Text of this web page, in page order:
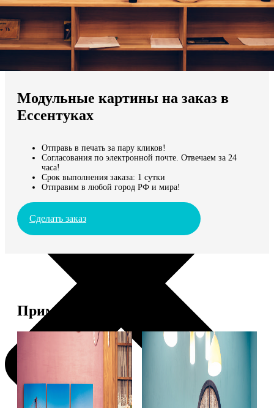
Мы доставляем по всему миру
Продолжить без города
Модульные картины на заказ в
Ессентуках
Отправь в печать за пару кликов!
Согласования по электронной почте. Отвечаем за 24
часа!
Срок выполнения заказа: 1 сутки
Отправим в любой город РФ и мира!
Сделать заказ
Примеры работ